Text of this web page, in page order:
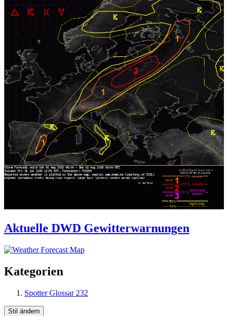
Aktuelle DWD Gewitterwarnungen
Kategorien
Spotter Glossar 232
Stil ändern